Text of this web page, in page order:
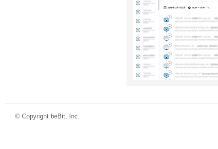
© Copyright beBit, Inc.